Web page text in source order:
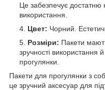
Це забезпечує достатню
використання.
Цвет: Чорний.
Розміри: Пакети
зручності використання
прогулянки.
Пакети для прогулянки з
це зручний аксесуар для